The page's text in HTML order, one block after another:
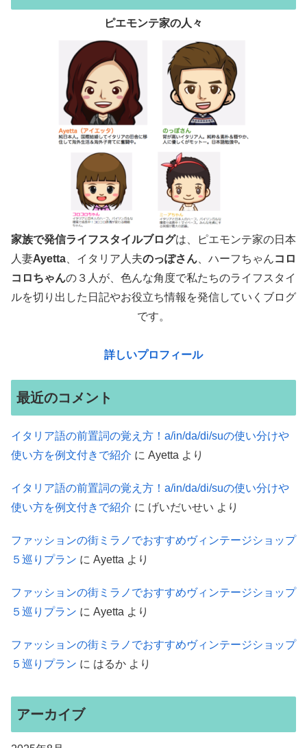
ピエモンテ家の人々
家族で発信ライフスタイルブログは、ピエモンテ家の日本
人妻Ayetta 、イタリア人夫のっぽさん 、ハーフちゃんコロ
コロちゃんの３人が、色んな角度で私たちのライフスタイ
ルを切り出した日記やお役立ち情報を発信していくブログ
です。
詳しいプロフィール
最近のコメント
イタリア語の前置詞の覚え方！a/in/da/di/suの使い分けや
使い方を例文付きで紹介 に Ayetta より
イタリア語の前置詞の覚え方！a/in/da/di/suの使い分けや
使い方を例文付きで紹介 に げいだいせい より
ファッションの街ミラノでおすすめヴィンテージショップ
５巡りプラン に Ayetta より
ファッションの街ミラノでおすすめヴィンテージショップ
５巡りプラン に Ayetta より
ファッションの街ミラノでおすすめヴィンテージショップ
５巡りプラン に はるか より
アーカイブ